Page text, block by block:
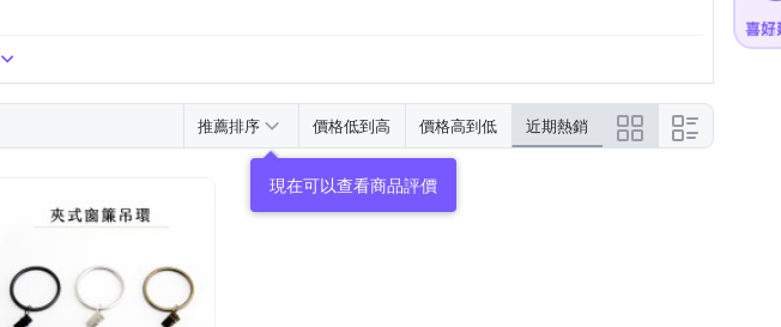
推薦排序 價格低到高 價格高到低 近期熱銷
現在可以查看商品評價